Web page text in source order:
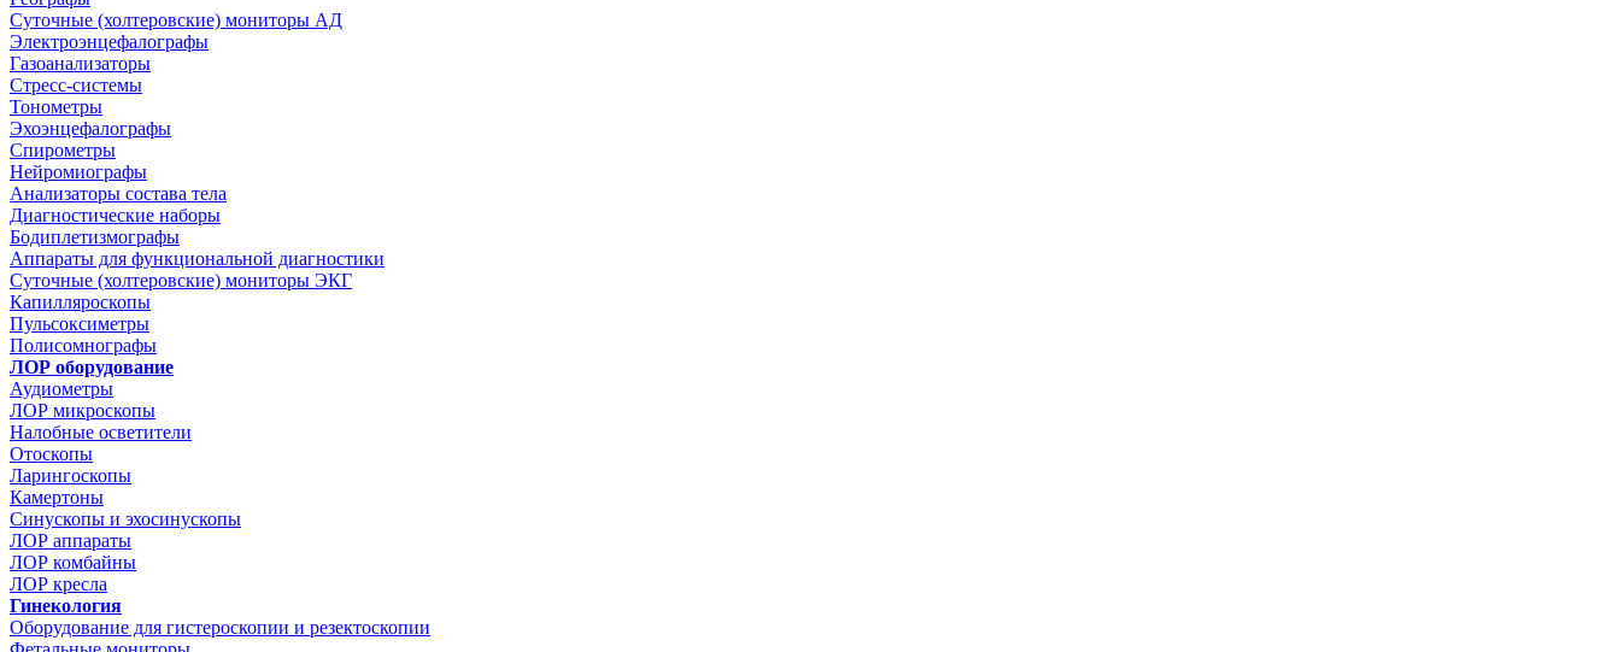
Суточные (холтеровские) мониторы АД
Электроэнцефалографы
Газоанализаторы
Стресс-системы
Тонометры
Эхоэнцефалографы
Спирометры
Нейромиографы
Анализаторы состава тела
Диагностические наборы
Бодиплетизмографы
Аппараты для функциональной диагностики
Суточные (холтеровские) мониторы ЭКГ
Капилляроскопы
Пульсоксиметры
Полисомнографы
ЛОР оборудование
Аудиометры
ЛОР микроскопы
Налобные осветители
Отоскопы
Ларингоскопы
Камертоны
Синускопы и эхосинускопы
ЛОР аппараты
ЛОР комбайны
ЛОР кресла
Гинекология
Оборудование для гистероскопии и резектоскопии